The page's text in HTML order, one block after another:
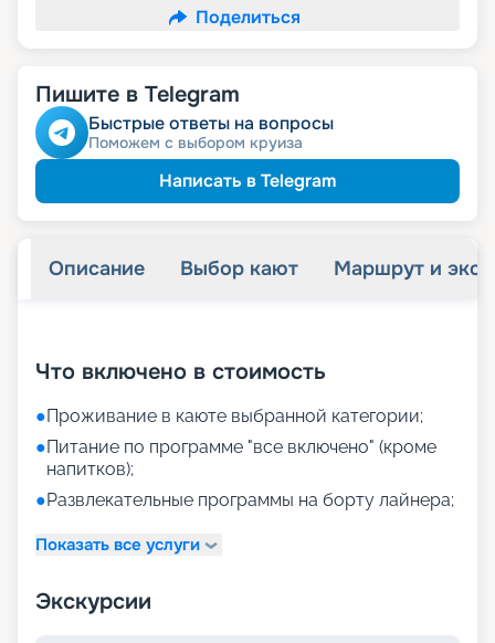
Поделиться
Пишите в Telegram
Быстрые ответы на вопросы
Поможем с выбором круиза
Написать в Telegram
Описание Выбор кают Маршрут и
Что включено в стоимость
●Проживание в каюте выбранной категории;
●Питание по программе "все включено" (кроме
напитков);
●Развлекательные программы на борту лайнера;
Показать все услуги
Экскурсии